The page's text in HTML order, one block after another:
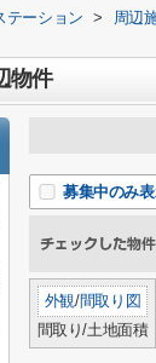
テーション > 周辺
物件
募集中のみ
外観/間取り図
間取り/土地面積